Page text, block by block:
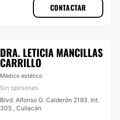
CONTACTAR
DRA. LETICIA MANCILLAS
CARRILLO
Médico estético
Sin opiniones
Blvd. Alfonso G. Calderón 2193. Int.
305 , Culiacán